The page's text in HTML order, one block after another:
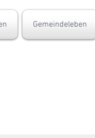
Gemeindeleben